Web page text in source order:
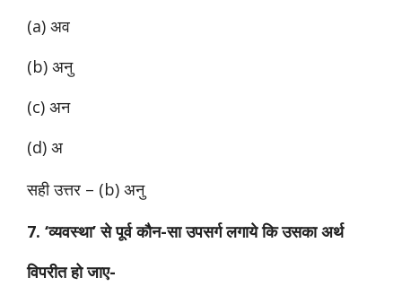
(a) अव
(b) अनु
(c) अन
(d) अ
सही उत्तर – (b) अनु
7. ‘व्यवस्था’ से पूर्व कौन-सा उपसर्ग लगाये कि उसका अर्थ
विपरीत हो जाए-